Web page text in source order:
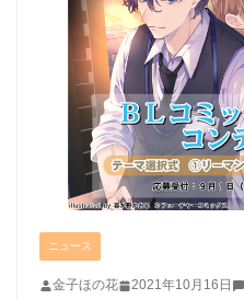
ニュース
金子ほの花 2021年10月16日